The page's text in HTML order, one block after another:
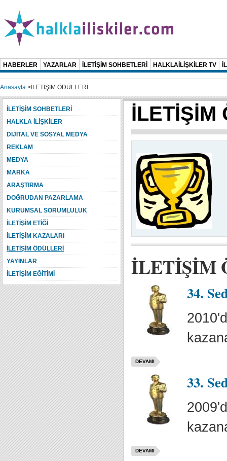
HABERLER YAZARLAR İLETİŞİM SOHBETLERİ HALKLAİLİŞKİLER TV
Anasayfa > İLETİŞİM ÖDÜLLERİ
İLETİŞİM
İLETİŞİM
34.
DEVAMI
33.
DEVAMI
İLETİŞİM SOHBETLERİ
HALKLA İLİŞKİLER
DİJİTAL VE SOSYAL MEDYA
REKLAM
MEDYA
MARKA
ARAŞTIRMA
DOĞRUDAN PAZARLAMA
KURUMSAL SORUMLULUK
İLETİŞİM ETİĞİ
İLETİŞİM KAZALARI
İLETİŞİM ÖDÜLLERİ
YAYINLAR
İLETİŞİM EĞİTİMİ